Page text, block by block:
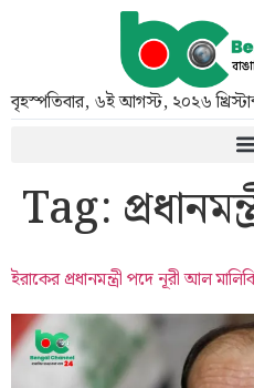
বৃহস্পতিবার, ৬ই আগস্ট, ২০২৬
Tag:
ইরাকের প্রধানমন্ত্রী পদে নূরী আল